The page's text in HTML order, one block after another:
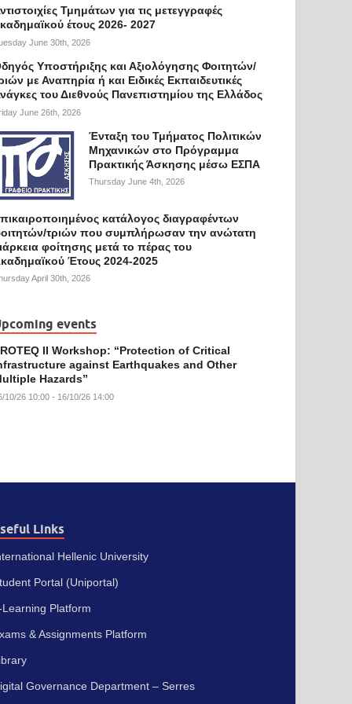
Τμημάτων για τις μετεγγραφές
έτους 2026- 2027
June 30th, 2026
Υποστήριξης και Αξιολόγησης Φοιτητών/
με Αναπηρία ή και Ειδικές Εκπαιδευτικές
του Διεθνούς Πανεπιστημίου της Ελλάδος
June 26th, 2026
Ένταξη του Τμήματος Πολιτικών
Μηχανικών στο Πρόγραμμα
Πρακτικής Άσκησης μέσω ΕΣΠΑ
Thursday June 4th, 2026
κατάλογος διαγραφέντων
τριών που συμπλήρωσαν την ανώτατη
φοίτησης μετά το πέρας του
Έτους 2024-2025
April 30th, 2026
events
II Workshop: “Protection of Critical
against Earthquakes and Other
Hazards”
10/26 10:00 - 16/10/26 14:00
Links
Hellenic University
Portal (Uniportal)
Learning Platform
& Assignments Platform
Governance Department – Serres